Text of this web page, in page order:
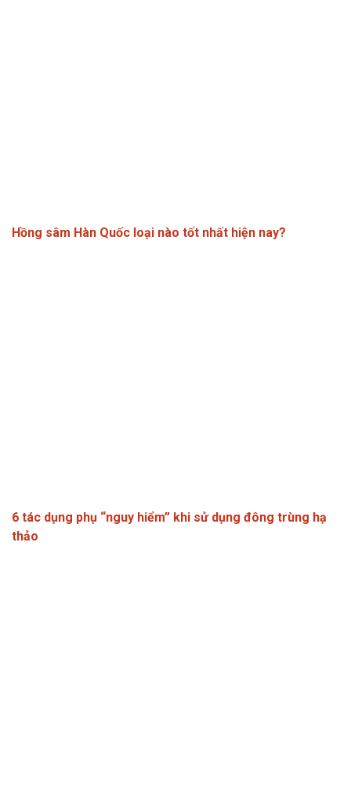
Hồng sâm Hàn Quốc loại nào tốt nhất hiện nay?
6 tác dụng phụ “nguy hiểm” khi sử dụng đông trùng hạ
thảo